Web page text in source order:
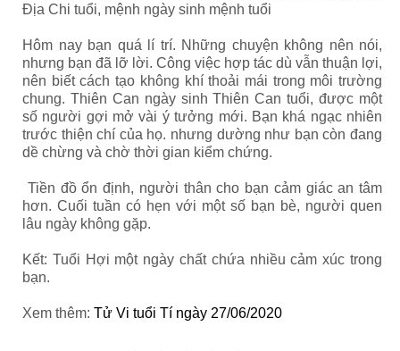
Địa Chi tuổi, mệnh ngày sinh mệnh tuổi
Hôm nay bạn quá lí trí. Những chuyện không nên nói,
nhưng bạn đã lỡ lời. Công việc hợp tác dù vẫn thuận lợi,
nên biết cách tạo không khí thoải mái trong môi trường
chung. Thiên Can ngày sinh Thiên Can tuổi, được một
số người gợi mở vài ý tưởng mới. Bạn khá ngạc nhiên
trước thiện chí của họ. nhưng dường như bạn còn đang
dề chừng và chờ thời gian kiểm chứng.
Tiền đồ ổn định, người thân cho bạn cảm giác an tâm
hơn. Cuối tuần có hẹn với một số bạn bè, người quen
lâu ngày không gặp.
Kết: Tuổi Hợi một ngày chất chứa nhiều cảm xúc trong
bạn.
Xem thêm: Tử Vi tuổi Tí ngày 27/06/2020